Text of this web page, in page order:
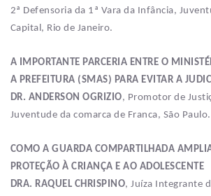
2ª Defensoria da 1ª Vara da Infância,
Capital, Rio de Janeiro.
A IMPORTANTE PARCERIA ENTRE O
A PREFEITURA (SMAS) PARA EVITAR A
DR. ANDERSON OGRIZIO, Promotor de
Juventude da comarca de Franca, São Paulo.
COMO A GUARDA COMPARTILHADA
PROTEÇÃO À CRIANÇA E AO ADOLESCENTE
DRA. RAQUEL CHRISPINO, Juíza Integrante